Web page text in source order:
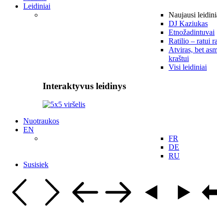
Leidiniai
Naujausi
DJ Kaziukas
Etnožadintuvai
Ratilio – ratui
Atviras, bet
kraštui
Visi leidiniai
Interaktyvus leidinys
Nuotraukos
EN
FR
DE
RU
Susisiek